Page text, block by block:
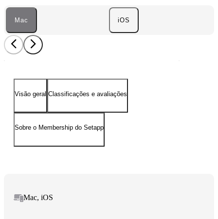
Mac iOS
Visão geral Classificações e avaliações
Sobre o Membership do Setapp
Mac, iOS